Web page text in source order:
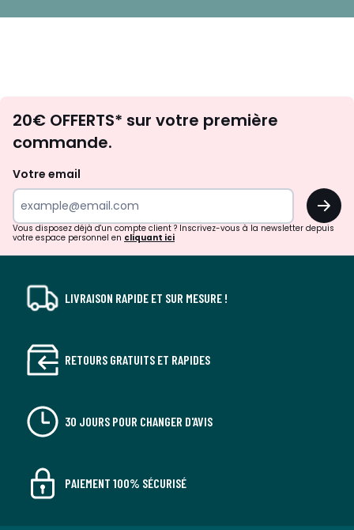
d'inspirations
surprises?
20€ OFFERTS* sur votre première
commande.
Votre email
OK
Vous disposez déjà d'un compte client ? Inscrivez-vous à la newsletter depuis
votre espace personnel en cliquant ici
LIVRAISON RAPIDE ET SUR MESURE !
RETOURS GRATUITS ET RAPIDES
30 JOURS POUR CHANGER D'AVIS
PAIEMENT 100% SÉCURISÉ